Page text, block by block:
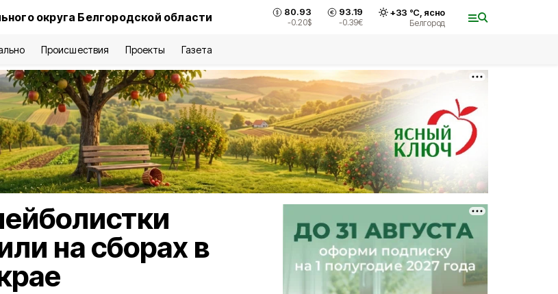
округа Белгородской области 80.93
-0.20$
93.19
-0.39€
+33 °С, ясно
Белгород
Происшествия Проекты Газета
на сборах в